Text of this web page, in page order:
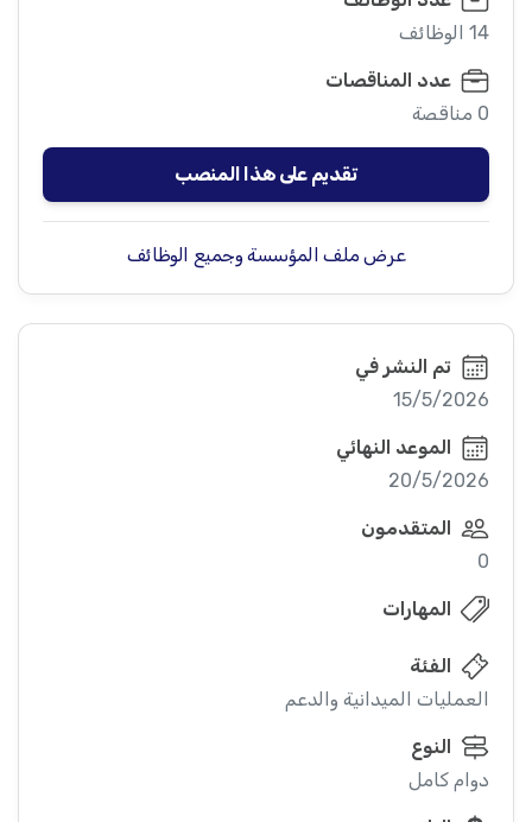
14 الوظائف
عدد المناقصات
0 مناقصة
تقديم على هذا المنصب
عرض ملف المؤسسة وجميع الوظائف
تم النشر في
15/5/2026
الموعد النهائي
20/5/2026
المتقدمون
0
المهارات
الفئة
العمليات الميدانية والدعم
النوع
دوام كامل